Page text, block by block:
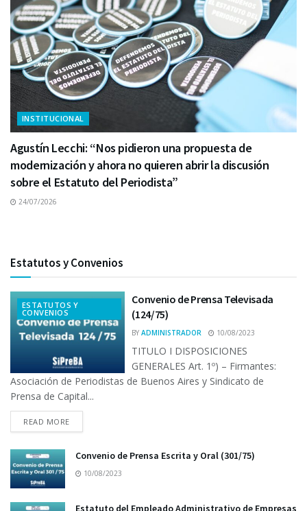
INSTITUCIONAL
Agustín Lecchi: “Nos pidieron una propuesta de
modernización y ahora no quieren abrir la discusión
sobre el Estatuto del Periodista”
24/07/2026
Estatutos y Convenios
ESTATUTOS Y
CONVENIOS
Convenio de Prensa Televisada
(124/75)
BY ADMINISTRADOR 10/08/2023
TITULO I DISPOSICIONES
GENERALES Art. 1º) – Firmantes:
Asociación de Periodistas de Buenos Aires y Sindicato de
Prensa de Capital...
READ MORE
Convenio de Prensa Escrita y Oral (301/75)
10/08/2023
Estatuto del Empleado Administrativo de Empresas